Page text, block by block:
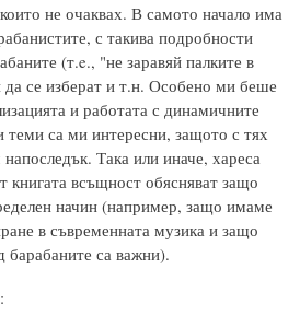
не очаквах. В самото начало има
с такива подробности
(т.e., "не заравяй палките в
да се изберат и т.н. Особено ми беше
и работата с динамичните
теми са ми интересни, защото с тях
Така или иначе, хареса
книгата всъщност обясняват защо
начин (например, защо имаме
в съвременната музика и защо
барабаните са важни).